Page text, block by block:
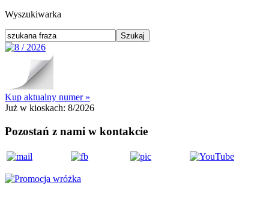
Wyszukiwarka
Kup aktualny numer »
Już w kioskach: 8/2026
Pozostań z nami w kontakcie